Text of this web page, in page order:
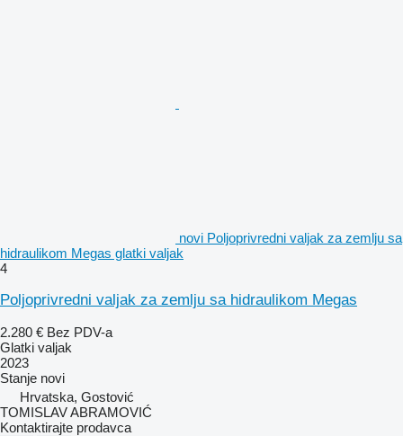
novi Poljoprivredni valjak za zemlju sa
hidraulikom Megas glatki valjak
4
Poljoprivredni valjak za zemlju sa hidraulikom Megas
2.280 € Bez PDV-a
Glatki valjak
2023
Stanje novi
Hrvatska, Gostović
TOMISLAV ABRAMOVIĆ
Kontaktirajte prodavca